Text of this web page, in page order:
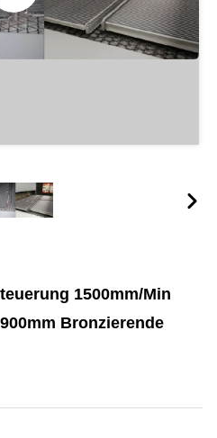
1500mm/min
Bronzierende